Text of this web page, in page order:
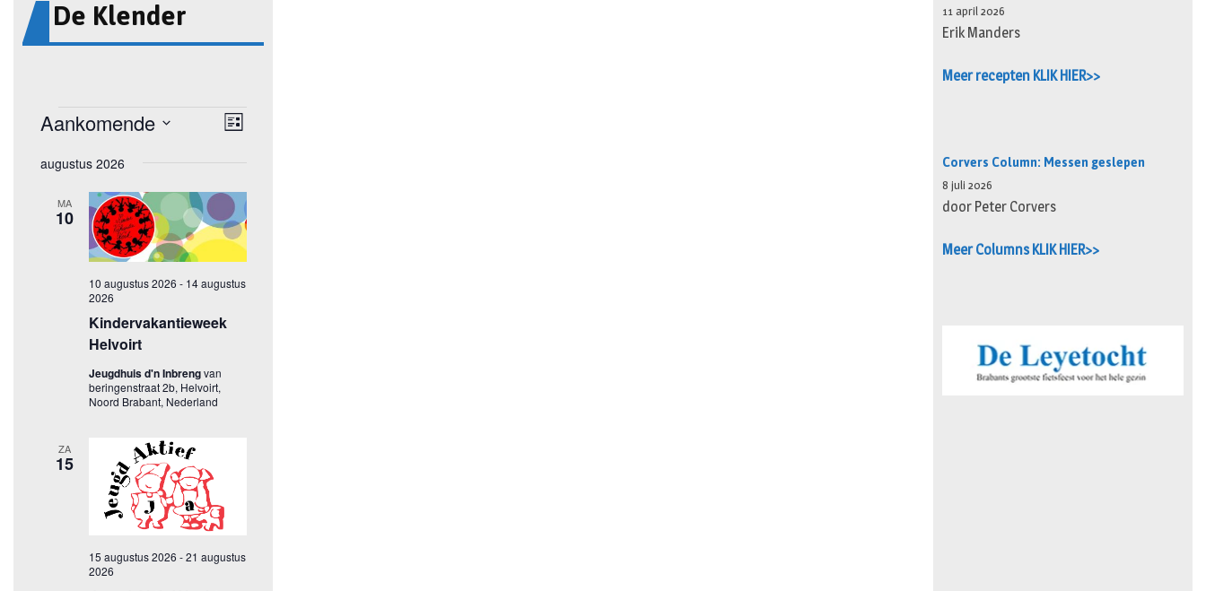
De Klender 11 april 2026
Erik Manders
Meer recepten KLIK HIER>>
Corvers Column: Messen geslepen
8 juli 2026
door Peter Corvers
Meer Columns KLIK HIER>>